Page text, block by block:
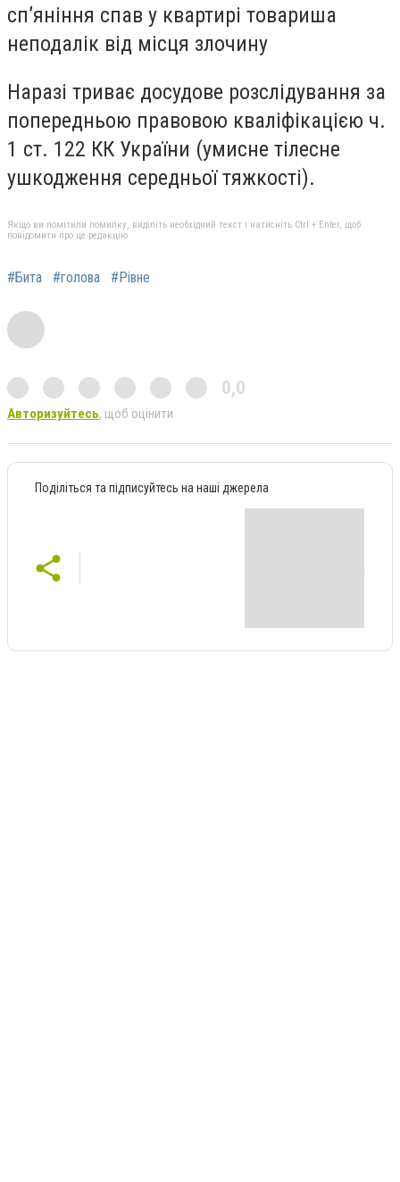
сп’яніння спав у квартирі товариша
неподалік від місця злочину
Наразі триває досудове розслідування за
попередньою правовою кваліфікацією ч.
1 ст. 122 КК України (умисне тілесне
ушкодження середньої тяжкості).
Якщо ви помітили помилку, виділіть необхідний текст і натисніть Ctrl + Enter, щоб
повідомити про це редакцію
#Бита #голова #Рівне
0,0
Авторизуйтесь, щоб оцінити
Поділіться та підписуйтесь на наші джерела